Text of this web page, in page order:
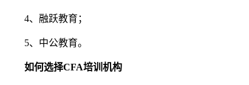
4、融跃教育；
5、中公教育。
如何选择CFA培训机构